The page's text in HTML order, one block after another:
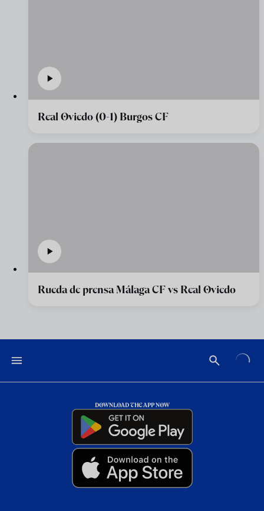
Real Oviedo (0-1) Burgos CF
Rueda de prensa Málaga CF vs Real Oviedo
DOWNLOAD THE APP NOW